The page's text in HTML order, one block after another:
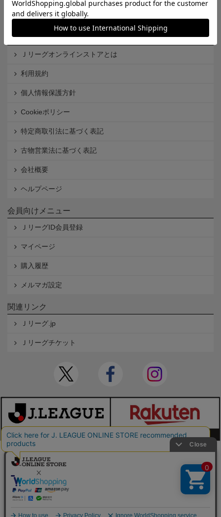
Ｊ1
インフォメーション
Ｊリーグオンラインストアとは
利用規約
個人情報保護方針
Cookieポリシー
特定商取引法に基づく表記
古物営業法に基づく表記
会社概要
ヘルプページ
会員向けメニュー
ＪリーグID会員登録
マイページ
購入履歴
メルマガ設定
関連リンク
Ｊリーグ.jp
Ｊリーグチケット
本サイトで使用している文章・画像等の無断での複製・転載を禁止します。
© JAPAN PROFESSIONAL FOOTBALL LEAGUE Rakuten Group, Inc. ALL RIGHTS RE